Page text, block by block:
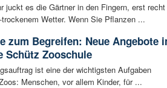
juckt es die Gärtner in den Fingern, erst recht
Wetter. Wenn Sie Pflanzen ...
zum Begreifen: Neue Angebote
Schütz Zooschule
ist eine der wichtigsten Aufgaben
Menschen, vor allem Kinder, für ...